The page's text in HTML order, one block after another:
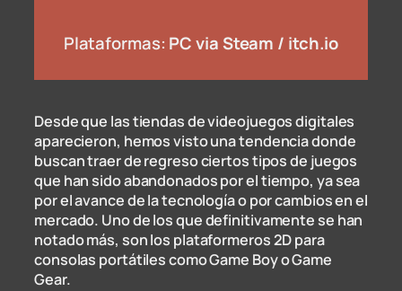
Plataformas: PC via Steam / itch.io
Desde que las tiendas de videojuegos digitales
aparecieron, hemos visto una tendencia donde
buscan traer de regreso ciertos tipos de juegos
que han sido abandonados por el tiempo, ya sea
por el avance de la tecnología o por cambios en el
mercado. Uno de los que definitivamente se han
notado más, son los plataformeros 2D para
consolas portátiles como Game Boy o Game
Gear.